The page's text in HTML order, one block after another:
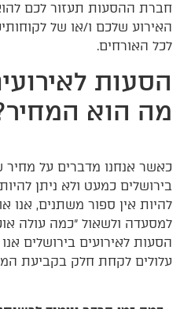
חברת ההסעות תעזור לכם
האירוע שלכם ו/או של
לכל האורחים.
הסעות
מה הוא
כאשר אנחנו מדברים על מחיר
בירושלים כמעט ולא ניתן
להיות אין ספור משתנים, אנו
למסעדה ולשאול "כמה עולה
הסעות לאירועים בירושלים
עלולים לקחת חלק בקביעת